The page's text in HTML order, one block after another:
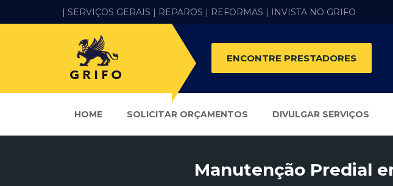
| SERVIÇOS GERAIS | REPAROS | REFORMAS | INVISTA NO GRIFO
ENCONTRE PRESTADORES
HOME SOLICITAR ORÇAMENTOS DIVULGAR SERVIÇOS
Manutenção Predial